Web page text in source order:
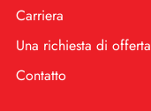
Carriera
Una richiesta di offerta
Contatto